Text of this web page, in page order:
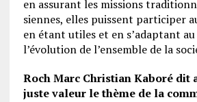
en assurant les missions
siennes, elles puissent participer
en étant utiles et en s’adaptant
l’évolution de l’ensemble de la
Roch Marc Christian Kaboré dit
juste valeur le thème de la